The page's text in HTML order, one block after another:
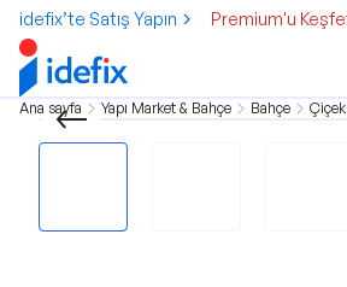
idefix’te Satış Yapın Premium'u
Ana sayfa Yapı Market & Bahçe Bahçe